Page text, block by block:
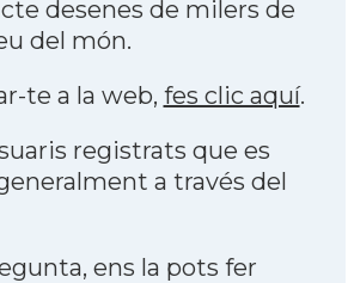
desenes de milers de
del món.
te a la web, fes clic aquí.
registrats que es
a través del
ens la pots fer